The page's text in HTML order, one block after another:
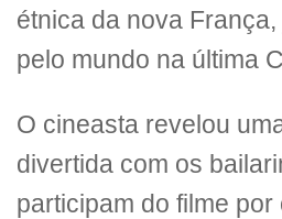
étnica da nova
pelo mundo na última
O cineasta revelou
divertida com os
participam do filme por